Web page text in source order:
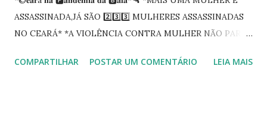
ASSASSINADA,JÁ SÃO 2️⃣3️⃣3️⃣ MULHERES ASSASSINADAS
NO CEARÁ* *A VIOLÊNCIA CONTRA MULHER NÃO PARA
informações quarto pessoas foram executadas no Distrito
COMPARTILHAR POSTAR UM COMENTÁRIO LEIA MAIS